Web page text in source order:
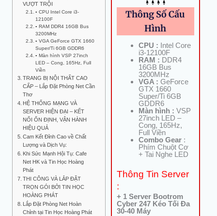
VƯỢT TRỘI
▪ CPU Intel Core i3-
12100F
▪ RAM DDR4 16GB Bus
3200MHz
▪ VGA GeForce GTX 1660
Super/Ti 6GB GDDR6
▪ Màn hình VSP 27inch
LED – Cong, 165Hz, Full
Viền
TRANG BỊ NỘI THẤT CAO
CẤP – Lắp Đặt Phòng Net Cần
Thơ
HỆ THỐNG MẠNG VÀ
SERVER HIỆN ĐẠI – KẾT
NỐI ỔN ĐỊNH, VẬN HÀNH
HIỆU QUẢ
Cam Kết Đỉnh Cao về Chất
Lượng và Dịch Vụ:
Khi Sức Mạnh Hội Tụ: Cafe
Net HK và Tin Học Hoàng
Phát
THI CÔNG VÀ LẮP ĐẶT
TRỌN GÓI BỞI TIN HỌC
HOÀNG PHÁT
Lắp Đặt Phòng Net Hoàn
Chỉnh tại Tin Học Hoàng Phát
Thông Số Cấu
Hình
CPU : Intel Core
i3-12100F
RAM : DDR4
16GB Bus
3200MHz
VGA : GeForce
GTX 1660
Super/Ti 6GB
GDDR6
Màn hình : VSP
27inch LED –
Cong, 165Hz,
Full Viền
Combo Gear:
Phím Chuột Cơ
+ Tai Nghe LED
Thông Tin Server
:
+ 1 Server Bootrom
Cyber 247 Kéo Tối Đa
30-40 Máy